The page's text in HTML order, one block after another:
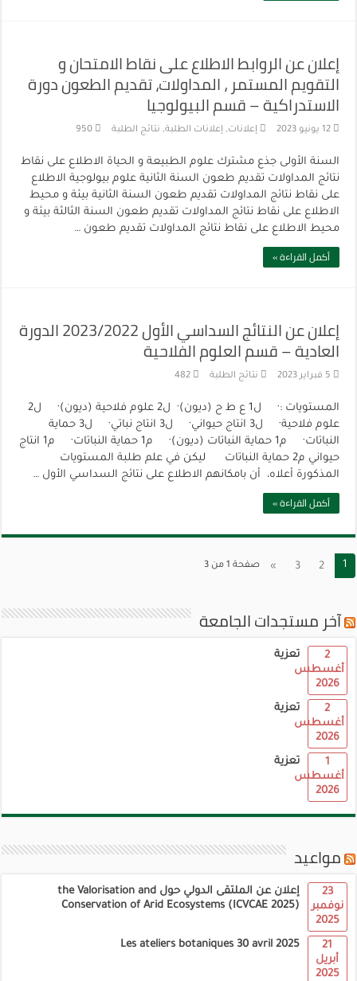
إعلان عن الروابط الاطلاع على نقاط الامتحان و
التقويم المستمر ، المداولات، تقديم الطعون دورة
الاستدراكية – قسم البيولوجيا
12 يونيو 2023 إعلانات, إعلانات الطلبة, نتائج الطلبة 950
السنة الأولى جذع مشترك علوم الطبيعة و الحياة الاطلاع على نقاط
نتائج المداولات تقديم طعون السنة الثانية علوم بيولوجية الاطلاع
على نقاط نتائج المداولات تقديم طعون السنة الثانية بيئة و محيط
الاطلاع على نقاط نتائج المداولات تقديم طعون السنة الثالثة بيئة و
محيط الاطلاع على نقاط نتائج المداولات تقديم طعون …
أكمل القراءة »
إعلان عن النتائج السداسي الأول 2023/2022 الدورة
العادية – قسم العلوم الفلاحية
5 فبراير 2023 نتائج الطلبة 482
المستويات :· ل1 ع ط ح (ديون)· ل2 علوم فلاحية (ديون)· ل2
علوم فلاحية· ل3 انتاج حيواني· ل3 انتاج نباتي· ل3 حماية
النباتات· م1 حماية النباتات (ديون)· م1 حماية النباتات· م1 انتاج
حيواني م2 حماية النباتات ليكن في علم طلبة المستويات
المذكورة أعلاه، أن بامكانهم الاطلاع على نتائج السداسي الأول …
أكمل القراءة »
صفحة 1 من 3 1
2
3
»
آخر مستجدات الجامعة
تعزية
2
أغسطس
2026
تعزية
2
أغسطس
2026
تعزية
1
أغسطس
2026
مواعيد
إعلان عن الملتقى الدولي حول the Valorisation and
Conservation of Arid Ecosystems (ICVCAE 2025)
23
نوفمبر
2025
Les ateliers botaniques 30 avril 2025
21
أبريل
2025